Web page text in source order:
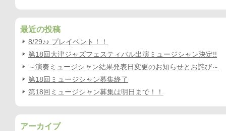
最近の投稿
8/29♪♪ プレイベント！！
第18回大津ジャズフェスティバル出演ミュージシャン決定!!
～演奏ミュージシャン結果発表日変更のお知らせとお詫び～
第18回ミュージシャン募集終了
第18回ミュージシャン募集は明日まで！！
アーカイブ